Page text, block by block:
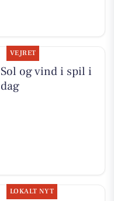
VEJRET
Sol og vind i spil i
dag
LOKALT NYT